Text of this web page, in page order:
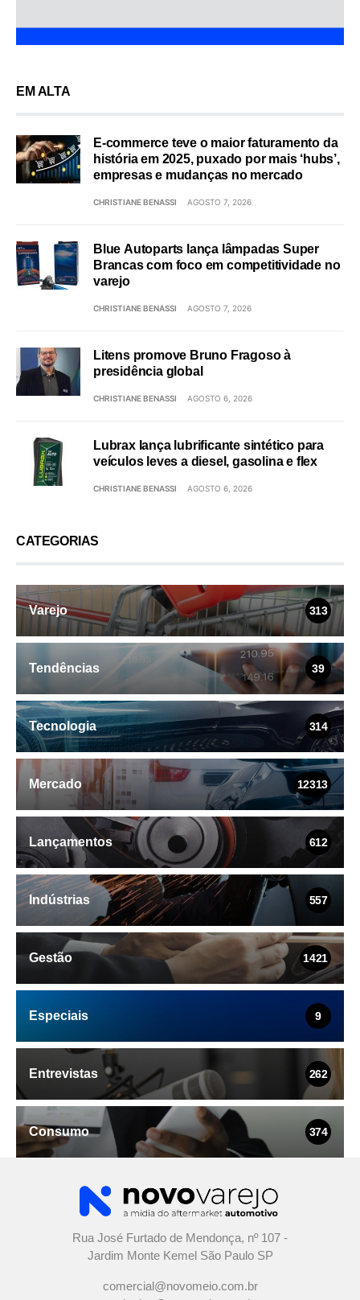
EM ALTA
E-commerce teve o maior faturamento da
história em 2025, puxado por mais ‘hubs’,
empresas e mudanças no mercado
CHRISTIANE BENASSI AGOSTO 7, 2026
Blue Autoparts lança lâmpadas Super
Brancas com foco em competitividade no
varejo
CHRISTIANE BENASSI AGOSTO 7, 2026
Litens promove Bruno Fragoso à
presidência global
CHRISTIANE BENASSI AGOSTO 6, 2026
Lubrax lança lubrificante sintético para
veículos leves a diesel, gasolina e flex
CHRISTIANE BENASSI AGOSTO 6, 2026
CATEGORIAS
Varejo 313
Tendências 39
Tecnologia 314
Mercado 12313
Lançamentos 612
Indústrias 557
Gestão 1421
Especiais 9
Entrevistas 262
Consumo 374
Rua José Furtado de Mendonça, nº 107 -
Jardim Monte Kemel São Paulo SP
comercial@novomeio.com.br